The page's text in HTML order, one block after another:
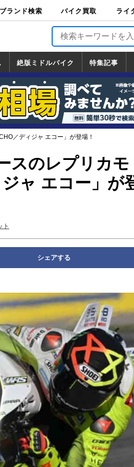
ブランド検索 バイク買取
バイク買取
ライ
ライ
TOP
バイ
バイ
フ
バイ
ロー
バイ
絶版ミドルバイク
絶版ミドルバイク
一覧
ホンダ
ヤマハ
スズキ
カワサキ
特集記事
駅調査隊
リング情報局
の道50選
めぐり
ツーリング
／ディジャ エコー」が登場！
スのレプリカモ
ャ エコー」が
ト
シェアする